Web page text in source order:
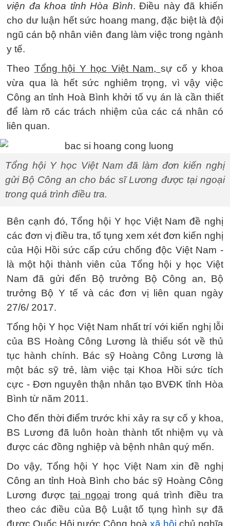
viện đa khoa tỉnh Hòa Bình. Điều này đã khiến
cho dư luận hết sức hoang mang, đặc biệt là đội
ngũ cán bộ nhân viên đang làm việc trong ngành
y tế.
Theo Tổng hội Y học Việt Nam, sự cố y khoa
vừa qua là hết sức nghiêm trọng, vì vậy việc
Công an tỉnh Hoà Bình khởi tố vụ án là cần thiết
để làm rõ các trách nhiệm của các cá nhân có
liên quan.
Tổng hội Y học Việt Nam đã làm đơn kiến nghị
gửi Bộ Công an cho bác sĩ Lương được tại ngoại
trong quá trình điều tra.
Bên cạnh đó, Tổng hội Y học Việt Nam đề nghị
các đơn vị điều tra, tố tụng xem xét đơn kiến nghị
của Hội Hồi sức cấp cứu chống độc Việt Nam -
là một hội thành viên của Tổng hội y học Việt
Nam đã gửi đến Bộ trưởng Bộ Công an, Bộ
trưởng Bộ Y tế và các đơn vị liên quan ngày
27/6/ 2017.
Tổng hội Y học Việt Nam nhất trí với kiến nghị lỗi
của BS Hoàng Công Lương là thiếu sót về thủ
tục hành chính. Bác sỹ Hoàng Công Lương là
một bác sỹ trẻ, làm việc tại Khoa Hồi sức tích
cực - Đơn nguyên thận nhân tạo BVĐK tỉnh Hòa
Bình từ năm 2011.
Cho đến thời điểm trước khi xảy ra sự cố y khoa,
BS Lương đã luôn hoàn thành tốt nhiệm vụ và
được các đồng nghiệp và bệnh nhân quý mến.
Do vậy, Tổng hội Y học Việt Nam xin đề nghị
Công an tỉnh Hoà Bình cho bác sỹ Hoàng Công
Lương được tại ngoại trong quá trình điều tra
theo các điều của Bộ Luật tố tụng hình sự đã
được Quốc Hội nước Cộng hoà xã hội chủ nghĩa